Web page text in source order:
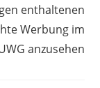
enthaltenen
Werbung im
anzusehen